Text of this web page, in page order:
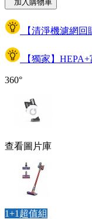
加入購物車
【清淨機濾網
【獨家】
360°
查看圖片庫
1+1超值組